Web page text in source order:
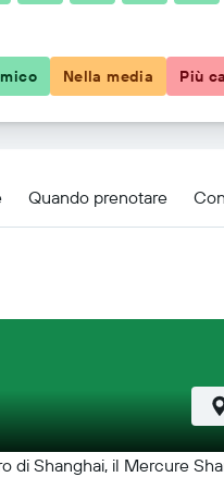
Garden On The Bund
Quando prenotare
Shanghai, il Mercure
Nella media Più